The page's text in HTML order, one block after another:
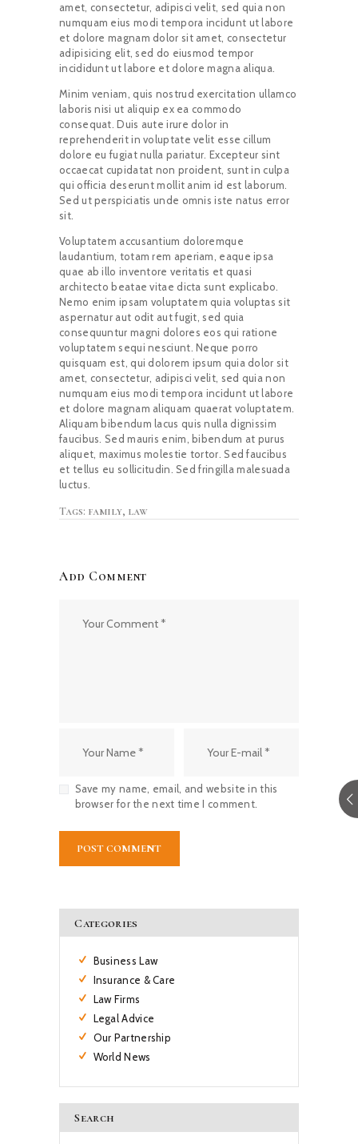
amet, consectetur, adipisci velit, sed quia non
numquam eius modi tempora incidunt ut labore
et dolore magnam dolor sit amet, consectetur
adipisicing elit, sed do eiusmod tempor
incididunt ut labore et dolore magna aliqua.
Minim veniam, quis nostrud exercitation ullamco
laboris nisi ut aliquip ex ea commodo
consequat. Duis aute irure dolor in
reprehenderit in voluptate velit esse cillum
dolore eu fugiat nulla pariatur. Excepteur sint
occaecat cupidatat non proident, sunt in culpa
qui officia deserunt mollit anim id est laborum.
Sed ut perspiciatis unde omnis iste natus error
sit.
Voluptatem accusantium doloremque
laudantium, totam rem aperiam, eaque ipsa
quae ab illo inventore veritatis et quasi
architecto beatae vitae dicta sunt explicabo.
Nemo enim ipsam voluptatem quia voluptas sit
aspernatur aut odit aut fugit, sed quia
consequuntur magni dolores eos qui ratione
voluptatem sequi nesciunt. Neque porro
quisquam est, qui dolorem ipsum quia dolor sit
amet, consectetur, adipisci velit, sed quia non
numquam eius modi tempora incidunt ut labore
et dolore magnam aliquam quaerat voluptatem.
Aliquam bibendum lacus quis nulla dignissim
faucibus. Sed mauris enim, bibendum at purus
aliquet, maximus molestie tortor. Sed faucibus
et tellus eu sollicitudin. Sed fringilla malesuada
luctus.
Tags: family, law
Add Comment
Save my name, email, and website in this
browser for the next time I comment.
Categories
Business Law
Insurance & Care
Law Firms
Legal Advice
Our Partnership
World News
Search